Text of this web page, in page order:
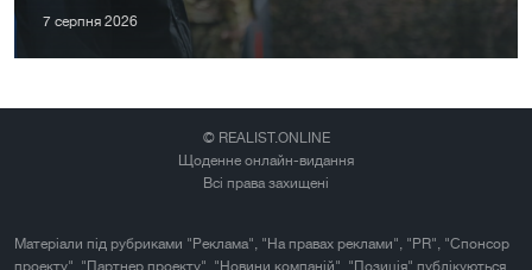
7 серпня 2026
© REALIST.ONLINE
Щоденне онлайн-видання
Всі права захищені
Матеріали під рубриками "Реклама", "На правах реклами", "PR", "Спонсор